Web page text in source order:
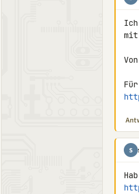
mit
S